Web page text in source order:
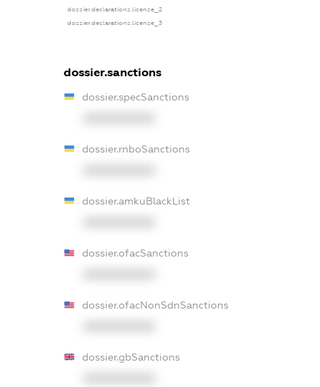
dossier.declarations.license_2
dossier.declarations.license_3
dossier.sanctions
dossier.specSanctions
dossier.rnboSanctions
dossier.amkuBlackList
dossier.ofacSanctions
dossier.ofacNonSdnSanctions
dossier.gbSanctions